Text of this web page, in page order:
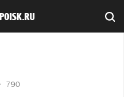
790